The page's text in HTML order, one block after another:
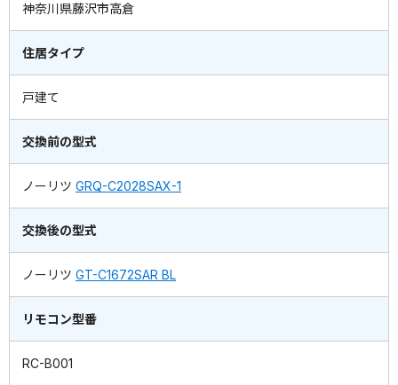
神奈川県藤沢市高倉
住居タイプ
戸建て
交換前の型式
ノーリツ GRQ-C2028SAX-1
交換後の型式
ノーリツ GT-C1672SAR BL
リモコン型番
RC-B001